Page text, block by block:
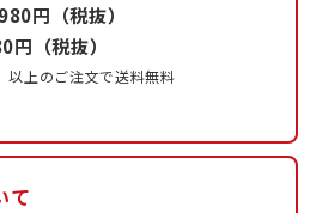
980円（税抜）
円（税抜）
以上のご注文で送料無料
て